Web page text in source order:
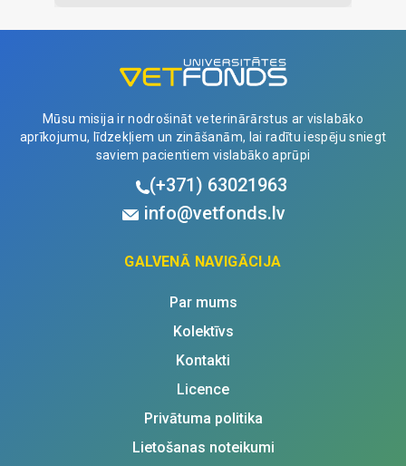
Mūsu misija ir nodrošināt veterinārārstus ar vislabāko
aprīkojumu, līdzekļiem un zināšanām, lai radītu iespēju sniegt
saviem pacientiem vislabāko aprūpi
(+371) 63021963
info@vetfonds.lv
GALVENĀ NAVIGĀCIJA
Par mums
Kolektīvs
Kontakti
Licence
Privātuma politika
Lietošanas noteikumi